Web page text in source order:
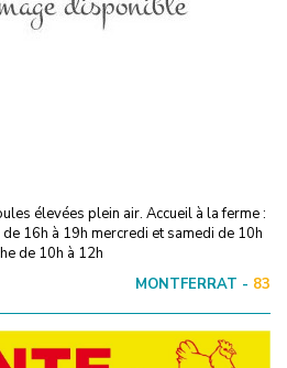
élevées plein air. Accueil à la ferme :
16h à 19h mercredi et samedi de 10h
de 10h à 12h
MONTFERRAT - 83